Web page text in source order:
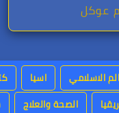
عوكل
الاسلامي اسيا
الصحة والعلاج